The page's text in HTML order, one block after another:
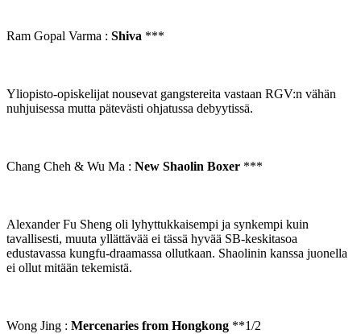
Ram Gopal Varma : Shiva ***
Yliopisto-opiskelijat nousevat gangstereita vastaan RGV:n vähän
nuhjuisessa mutta pätevästi ohjatussa debyytissä.
Chang Cheh & Wu Ma : New Shaolin Boxer ***
Alexander Fu Sheng oli lyhyttukkaisempi ja synkempi kuin
tavallisesti, muuta yllättävää ei tässä hyvää SB-keskitasoa
edustavassa kungfu-draamassa ollutkaan. Shaolinin kanssa juonella
ei ollut mitään tekemistä.
Wong Jing : Mercenaries from Hongkong **1/2